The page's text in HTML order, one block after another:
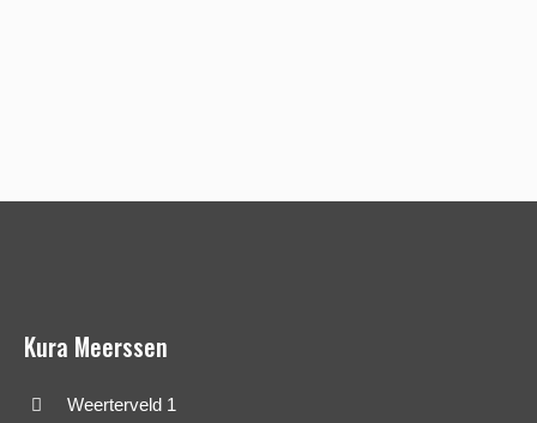
Kura Meerssen
Weerterveld 1